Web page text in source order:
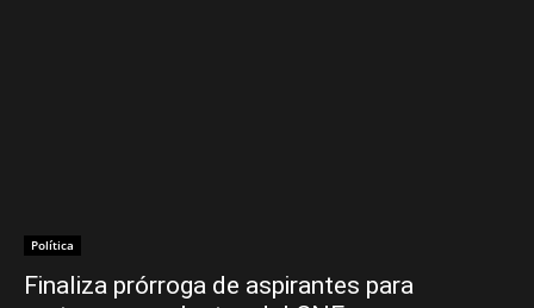
Política
Finaliza prórroga de aspirantes para